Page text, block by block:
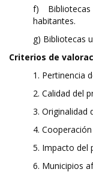
f)
habitantes.
g) Bibliotecas
Criterios de
1. Pertinencia
2. Calidad del
3. Originalidad
4.
5. Impacto del
6. Municipios